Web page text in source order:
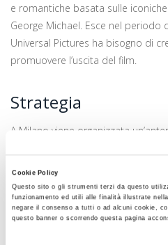
Cookie Policy
Questo sito o gli strumenti terzi da questo
funzionamento ed utili alle finalità illustrate
negare il consenso a tutti o ad alcuni cookie,
questo banner o scorrendo questa pagina
e romantiche basata sulle
George Michael. Esce nel periodo
Universal Pictures ha bisogno di
promuovere l’uscita del film.
Strategia
A Milano viene organizzata
stampa, a social influencer e a
ricreata una photo-opportunity
i partecipanti vengono omaggiati
intrattenuti con le note di George